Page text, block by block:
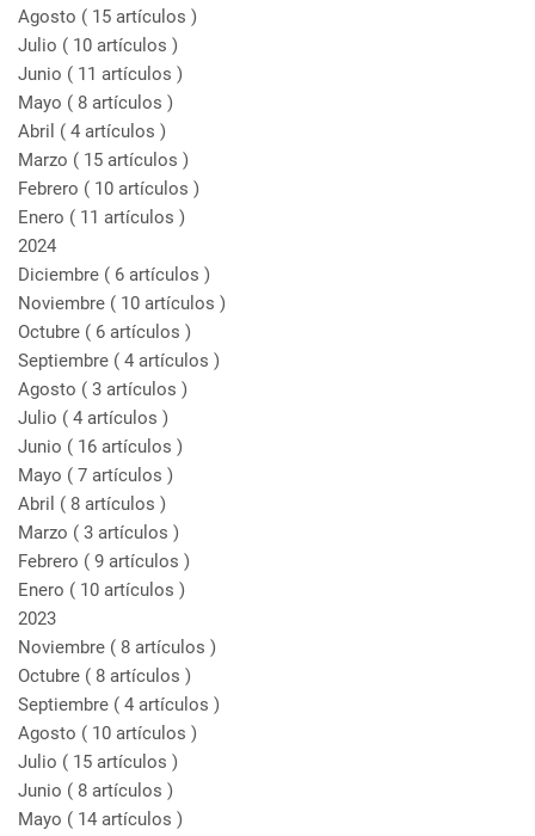
Agosto ( 15 artículos )
Julio ( 10 artículos )
Junio ( 11 artículos )
Mayo ( 8 artículos )
Abril ( 4 artículos )
Marzo ( 15 artículos )
Febrero ( 10 artículos )
Enero ( 11 artículos )
2024
Diciembre ( 6 artículos )
Noviembre ( 10 artículos )
Octubre ( 6 artículos )
Septiembre ( 4 artículos )
Agosto ( 3 artículos )
Julio ( 4 artículos )
Junio ( 16 artículos )
Mayo ( 7 artículos )
Abril ( 8 artículos )
Marzo ( 3 artículos )
Febrero ( 9 artículos )
Enero ( 10 artículos )
2023
Noviembre ( 8 artículos )
Octubre ( 8 artículos )
Septiembre ( 4 artículos )
Agosto ( 10 artículos )
Julio ( 15 artículos )
Junio ( 8 artículos )
Mayo ( 14 artículos )